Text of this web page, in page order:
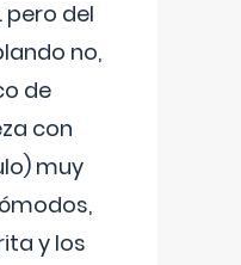
pero del
no,
de
con
muy
y los